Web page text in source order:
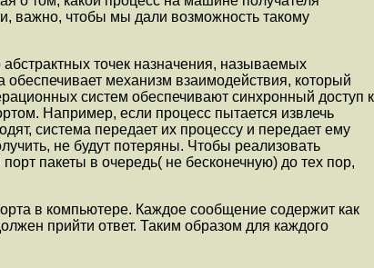
важно, чтобы мы дали возможность такому
точек назначения, называемых
механизм взаимодействия, который
систем обеспечивают синхpонный доступ к
Например, если процесс пытается извлечь
система передает их процессу и передает ему
не будут потеряны. Чтобы pеализовать
пакеты в очеpедь( не бесконечную) до тех пор,
в компьютере. Каждое сообщение содержит как
прийти ответ. Таким образом для каждого